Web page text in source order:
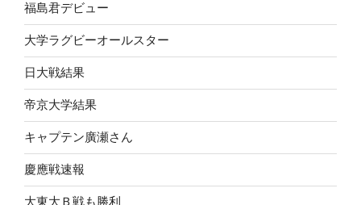
福島君デビュー
大学ラグビーオールスター
日大戦結果
帝京大学結果
キャプテン廣瀬さん
慶應戦速報
大東大Ｂ戦も勝利